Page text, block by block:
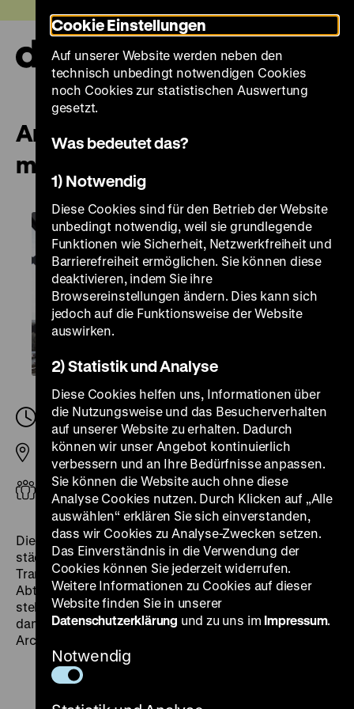
zum
Seiteninhalt
springen
Architekturführung im Pei-Bau
mit Ulrike Kretzschmar
Samstag, 30. August 2025, 18.15-19.00 Uhr
Pei-Bau
Erwachsene
Die Ausstellungshalle von Ieoh Ming Pei ist ein
städtebauliches Meisterwerk und fasziniert durch
Transparenz, Licht und Bewegung. Ulrike Kretzschmar,
Abteilungsdirektorin Ausstellungen und
stellvertretende Präsidentin des DHM, begleitete die
damaligen Baumaßnahmen und arbeitete eng mit dem
Architekten zusammen.
Cookie Einstellungen
Auf unserer Website werden neben den
technisch unbedingt notwendigen Cookies
noch Cookies zur statistischen Auswertung
gesetzt.
Was bedeutet das?
1) Notwendig
Diese Cookies sind für den Betrieb der Website
unbedingt notwendig, weil sie grundlegende
Funktionen wie Sicherheit, Netzwerkfreiheit und
Barrierefreiheit ermöglichen. Sie können diese
deaktivieren, indem Sie ihre
Browsereinstellungen ändern. Dies kann sich
jedoch auf die Funktionsweise der Website
auswirken.
2) Statistik und Analyse
Diese Cookies helfen uns, Informationen über
die Nutzungsweise und das Besucherverhalten
auf unserer Website zu erhalten. Dadurch
können wir unser Angebot kontinuierlich
verbessern und an Ihre Bedürfnisse anpassen.
Sie können die Website auch ohne diese
Analyse Cookies nutzen. Durch Klicken auf „Alle
auswählen“ erklären Sie sich einverstanden,
dass wir Cookies zu Analyse-Zwecken setzen.
Das Einverständnis in die Verwendung der
Cookies können Sie jederzeit widerrufen.
Weitere Informationen zu Cookies auf dieser
Website finden Sie in unserer
Datenschutzerklärung und zu uns im Impressum.
Notwendig